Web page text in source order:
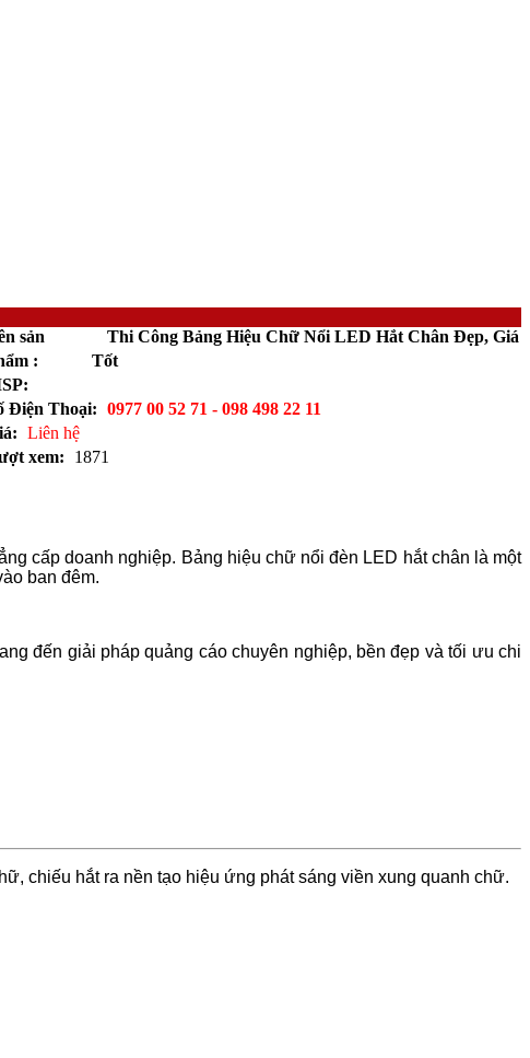
sản
:
Thi Công Bảng Hiệu Chữ Nổi LED Hắt Chân Đẹp, Giá
Tốt
Điện Thoại: 0977 00 52 71 - 098 498 22 11
Liên hệ
xem:
1871
cấp doanh nghiệp. Bảng hiệu chữ nổi đèn LED hắt chân là một
ban đêm.
đến giải pháp quảng cáo chuyên nghiệp, bền đẹp và tối ưu chi
chiếu hắt ra nền tạo hiệu ứng phát sáng viền xung quanh chữ.